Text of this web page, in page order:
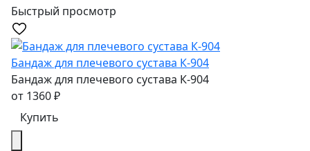
Быстрый просмотр
Бандаж для плечевого сустава К-904
Бандаж для плечевого сустава К-904
от 1360₽
Купить